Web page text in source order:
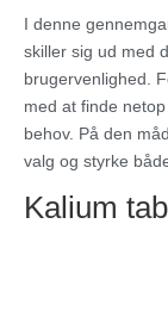
I denne
skiller sig ud med
brugervenlighed.
med at finde
behov. På den
valg og styrke
Kalium